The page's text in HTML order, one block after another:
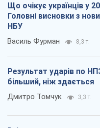
Що очікує українців у
Головні висновки з
НБУ
Василь Фурман 8,3 т.
Результат ударів по
більший, ніж здається
Дмитро Томчук 3,3 т.